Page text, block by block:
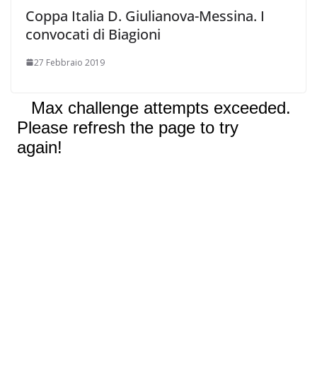
Coppa Italia D. Giulianova-Messina. I
convocati di Biagioni
27 Febbraio 2019